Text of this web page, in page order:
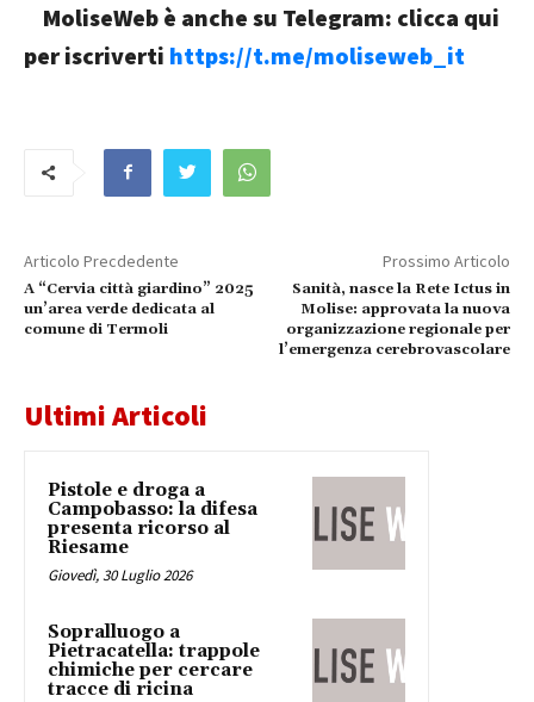
MoliseWeb è anche su Telegram: clicca qui
per iscriverti https://t.me/moliseweb_it
Articolo Precdedente
A “Cervia città giardino” 2025
un’area verde dedicata al
comune di Termoli
Prossimo Articolo
Sanità, nasce la Rete Ictus in
Molise: approvata la nuova
organizzazione regionale per
l’emergenza cerebrovascolare
Ultimi Articoli
Pistole e droga a
Campobasso: la difesa
presenta ricorso al
Riesame
Giovedì, 30 Luglio 2026
Sopralluogo a
Pietracatella: trappole
chimiche per cercare
tracce di ricina